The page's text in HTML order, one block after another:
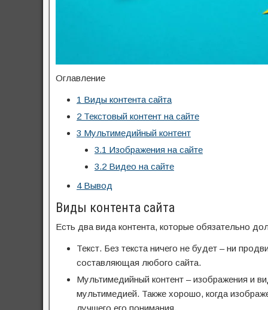
Оглавление
1 Виды контента сайта
2 Текстовый контент на сайте
3 Мультимедийный контент
3.1 Изображения на сайте
3.2 Видео на сайте
4Вывод
Виды контента сайта
Есть два вида контента, которые обязательно
Текст. Без текста ничего не будет – ни
составляющая любого сайта.
Мультимедийный контент – изображения и
мультимедией. Также хорошо, когда
лучшего его понимания.